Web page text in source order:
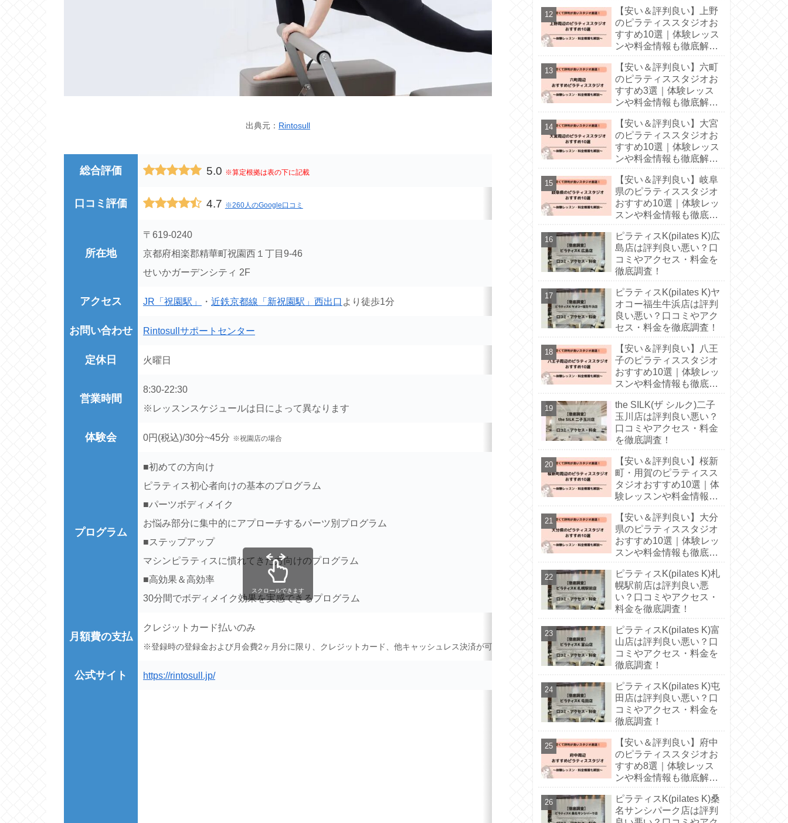
出典元： Rintosull
総合評価 5.0 ※算定根拠は表の下に記載
口コミ評価 4.7 ※260人のGoogle口コミ
所在地
〒619-0240
京都府相楽郡精華町祝園西１丁目9-46
せいかガーデンシティ 2F
アクセス JR「祝園駅」 ・ 近鉄京都線「新祝園駅」西出口 より徒歩1分
お問い合わせ Rintosullサポートセンター
定休日 火曜日
営業時間
8:30-22:30
※レッスンスケジュールは日によって異なります
体験会 0円(税込)/30分~45分 ※祝園店の場合
プログラム
■初めての方向け
ピラティス初心者向けの基本のプログラム
■パーツボディメイク
お悩み部分に集中的にアプローチするパーツ別プログラム
■ステップアップ
マシンピラティスに慣れてきた方向けのプログラム
■高効果＆高効率
30分間でボディメイク効果を実感できるプログラム
月額費の支払
クレジットカード払いのみ
※登録時の登録金および月会費2ヶ月分に限り、クレジットカード、他キャッシュレス決済が可能
公式サイト https://rintosull.jp/
スクロールできます
【安い＆評判良い】上野
のピラティススタジオお
すすめ10選｜体験レッス
ンや料金情報も徹底解
【安い＆評判良い】六町
のピラティススタジオお
すすめ3選｜体験レッス
ンや料金情報も徹底解
【安い＆評判良い】大宮
のピラティススタジオお
すすめ10選｜体験レッス
ンや料金情報も徹底解
【安い＆評判良い】岐阜
県のピラティススタジオ
おすすめ10選｜体験レッ
スンや料金情報も徹底解
ピラティスK(pilates K)広
島店は評判良い悪い？口
コミやアクセス・料金を
徹底調査！
ピラティスK(pilates K)ヤ
オコー福生牛浜店は評判
良い悪い？口コミやアク
セス・料金を徹底調査！
【安い＆評判良い】八王
子のピラティススタジオ
おすすめ10選｜体験レッ
スンや料金情報も徹底解
the SILK(ザ シルク)二子
玉川店は評判良い悪い？
口コミやアクセス・料金
を徹底調査！
【安い＆評判良い】桜新
町・用賀のピラティスス
タジオおすすめ10選｜体
験レッスンや料金情報も
【安い＆評判良い】大分
県のピラティススタジオ
おすすめ10選｜体験レッ
スンや料金情報も徹底解
ピラティスK(pilates K)札
幌駅前店は評判良い悪
い？口コミやアクセス・
料金を徹底調査！
ピラティスK(pilates K)富
山店は評判良い悪い？口
コミやアクセス・料金を
徹底調査！
ピラティスK(pilates K)屯
田店は評判良い悪い？口
コミやアクセス・料金を
徹底調査！
【安い＆評判良い】府中
のピラティススタジオお
すすめ8選｜体験レッス
ンや料金情報も徹底解
ピラティスK(pilates K)桑
名サンシパーク店は評判